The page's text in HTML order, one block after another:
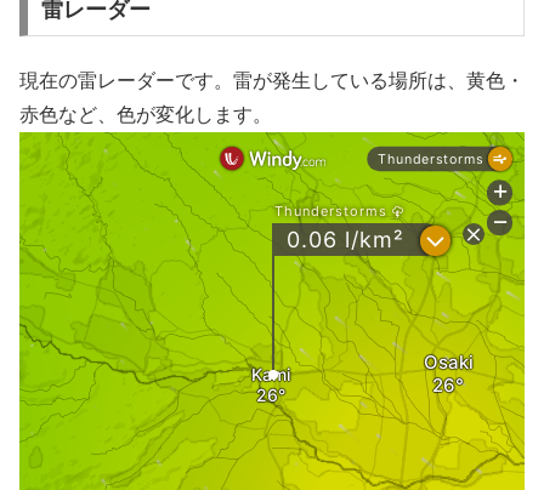
雷レーダー
現在の雷レーダーです。雷が発生している場所は、黄色・
赤色など、色が変化します。